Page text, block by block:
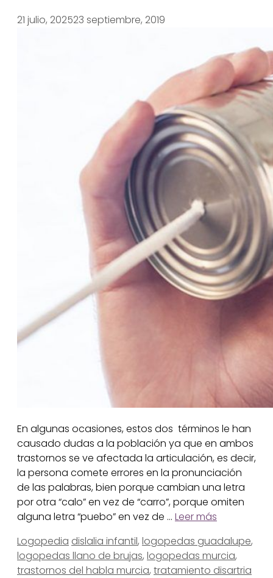
21 julio, 202523 septiembre, 2019
En algunas ocasiones, estos dos términos le han
causado dudas a la población ya que en ambos
trastornos se ve afectada la articulación, es decir,
la persona comete errores en la pronunciación
de las palabras, bien porque cambian una letra
por otra “calo” en vez de “carro”, porque omiten
alguna letra “puebo” en vez de … Leer más
Categorías
Logopedia Etiquetas
dislalia infantil, logopedas guadalupe,
logopedas llano de brujas, logopedas murcia,
trastornos del habla murcia, tratamiento disartria